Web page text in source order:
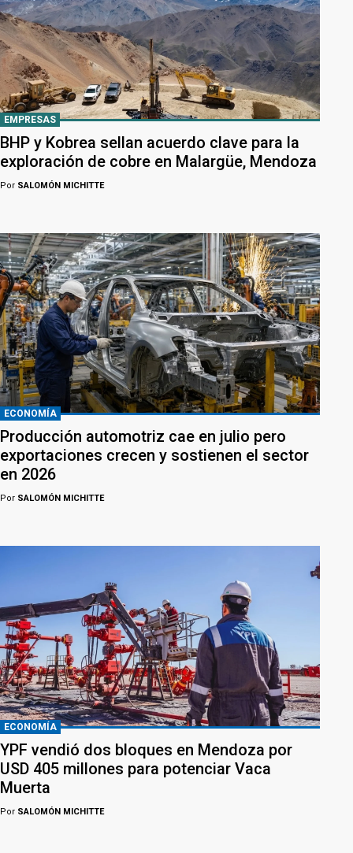
EMPRESAS
BHP y Kobrea sellan acuerdo clave para la
exploración de cobre en Malargüe, Mendoza
Por SALOMÓN MICHITTE
ECONOMÍA
Producción automotriz cae en julio pero
exportaciones crecen y sostienen el sector
en 2026
Por SALOMÓN MICHITTE
ECONOMÍA
YPF vendió dos bloques en Mendoza por
USD 405 millones para potenciar Vaca
Muerta
Por SALOMÓN MICHITTE